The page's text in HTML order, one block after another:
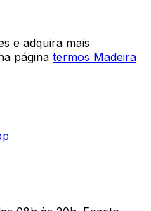
e adquira mais
página termos Madeira